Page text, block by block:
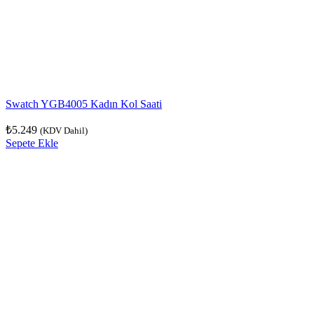
Swatch YGB4005 Kadın Kol Saati
₺5.249 (KDV Dahil)
Sepete Ekle